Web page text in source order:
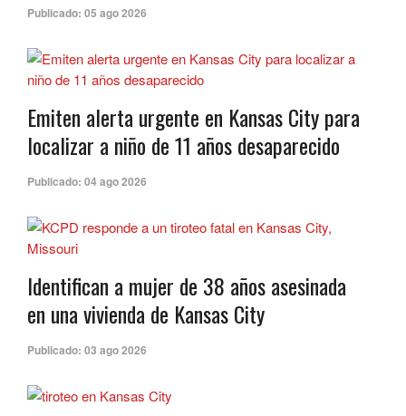
Publicado: 05 ago 2026
Emiten alerta urgente en Kansas City para
localizar a niño de 11 años desaparecido
Publicado: 04 ago 2026
Identifican a mujer de 38 años asesinada
en una vivienda de Kansas City
Publicado: 03 ago 2026